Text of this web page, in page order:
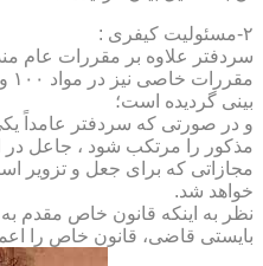
۲-مسئولیت کیفری :
سردفتر علاوه بر مقررات عام
بینی گردیده است؛
و در صورتی که سردفتر عامداً
مذکور را مرتکب شود ، جاعل
مجازاتی که برای جعل و تزویر
خواهد شد.
نظر به اینکه قانون خاص مقدم به
بایستی قاضی، قانون خاص را